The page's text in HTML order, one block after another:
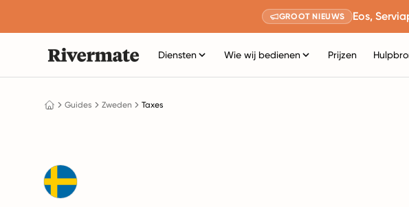
GROOT NIEUWS Eos,
Diensten Wie wij bedienen Prijzen
Guides Zweden Taxes